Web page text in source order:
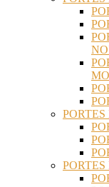
PORTES
PORTES